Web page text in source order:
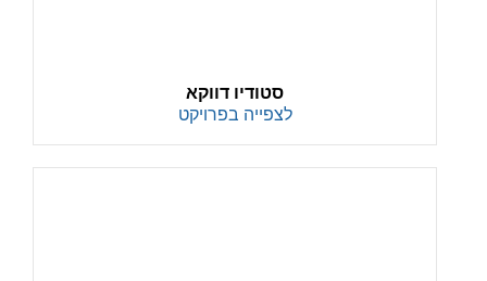
סטודיו דווקא
לצפייה בפרויקט